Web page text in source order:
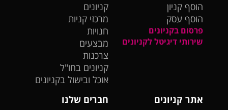
הוסף קניון
הוסף עסק
פרסום בקניונים
שירותי דיגיטל לקניונים
קניונים
מרכזי קניות
חנויות
מבצעים
צרכנות
קניונים בחו"ל
אוכל ובישול בקניונים
אתר קניונים
חברים שלנו